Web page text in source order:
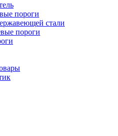
пороги
стали
пороги